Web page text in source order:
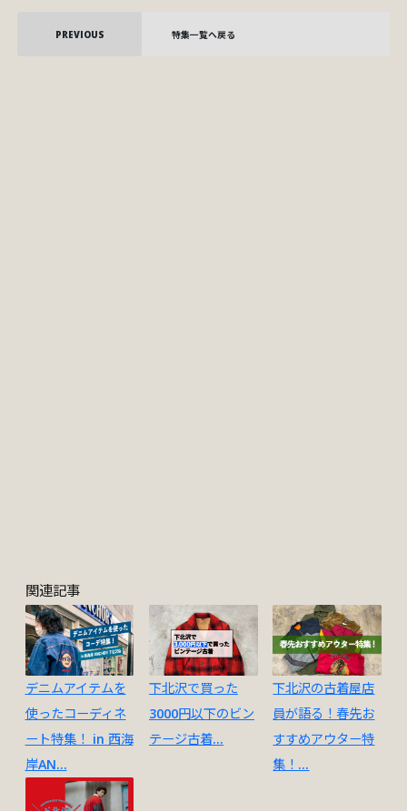
PREVIOUS 特集一覧へ戻る
関連記事
デニムアイテムを
使ったコーディネ
ート特集！ in 西海
岸AN...
下北沢で買った
3000円以下のビン
テージ古着...
下北沢の古着屋店
員が語る！春先お
すすめアウター特
集！...